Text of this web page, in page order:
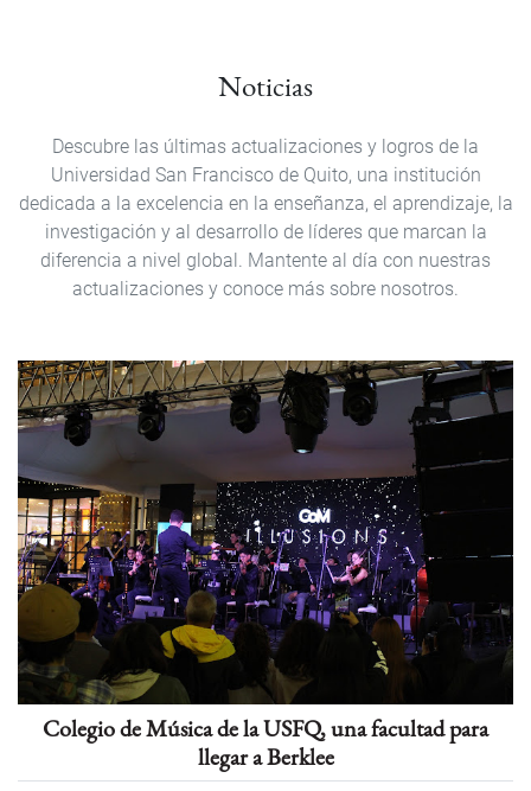
Noticias
Descubre las últimas actualizaciones y logros de la
Universidad San Francisco de Quito, una institución
dedicada a la excelencia en la enseñanza, el aprendizaje, la
investigación y al desarrollo de líderes que marcan la
diferencia a nivel global. Mantente al día con nuestras
actualizaciones y conoce más sobre nosotros.
Colegio de Música de la USFQ, una facultad para
llegar a Berklee